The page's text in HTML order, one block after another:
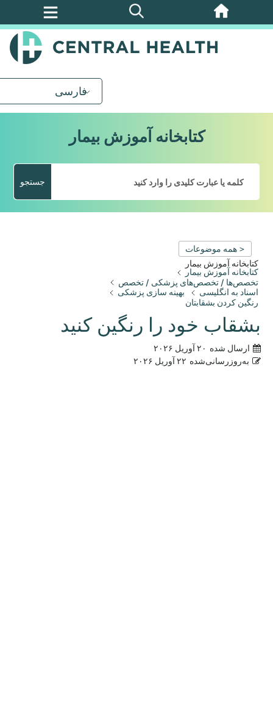
پرش
فارسی
کتابخانه آموزش بیمار
جستجو
< همه موضوعات
کتابخانه آموزش بیمار
کتابخانه آموزش بیمار
تخصص‌ها / تخصص‌های پزشکی / تخصص
اسناد به انگلیسی
بهینه سازی پزشکی
رنگین کردن بشقابتان
بشقاب خود را رنگین کنید
ارسال شده ۲۰ آوریل ۲۰۲۶
به‌روزرسانی‌شده ۲۲ آوریل ۲۰۲۶